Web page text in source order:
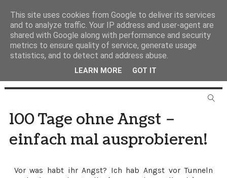
100 Tage ohne Angst –
einfach mal ausprobieren!
Vor was habt ihr Angst? Ich hab Angst vor Tunneln
This site uses cookies from Google to deliver its services
and to analyze traffic. Your IP address and user-agent are
shared with Google along with performance and security
metrics to ensure quality of service, generate usage
statistics, and to detect and address abuse.
LEARN MORE GOT IT